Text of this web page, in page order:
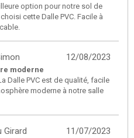
option pour notre sol de
cette Dalle PVC. Facile à
12/08/2023
moderne
Dalle PVC est de qualité, facile
moderne à notre salle
11/07/2023
Girard